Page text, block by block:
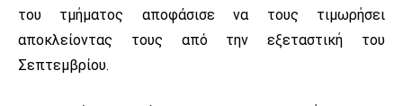
του τμήματος αποφάσισε να τους τιμωρήσει
αποκλείοντας τους από την εξεταστική του
Σεπτεμβρίου.